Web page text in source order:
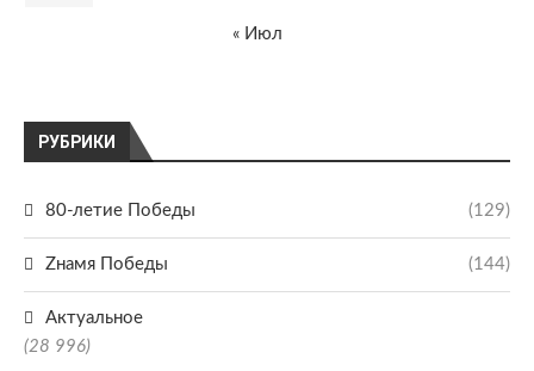
РУБРИКИ
80-летие Победы (129)
Zнамя Победы (144)
Актуальное
(28 996)
« Июл